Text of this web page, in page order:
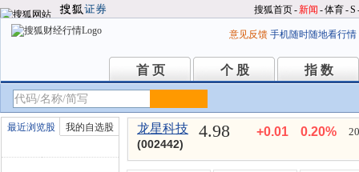
搜狐首页-新闻 -体育-S
意见反馈 手机随时随地看行情
首 页
首 页 个 股
个 股 指 数
指 数
最近浏览股 我的自选股 龙星科技
(002442)
4.98 +0.01 0.20%